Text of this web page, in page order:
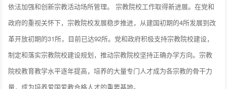
依法加强和创新宗教活动场所管理。 宗教院校工作取得新进展。在党和
政府的重视关怀下，宗教院校发展稳步推进，从建国初期的4所发展到改
革开放初期的31所，目前已达92所。党和政府积极支持宗教院校建设，
制定和落实宗教院校建设规划，推动宗教院校坚持正确办学方向。宗教
院校教育教学水平逐年提高，培养的大量专门人才成为各宗教的骨干力
量，成为培养爱国爱教合格人才的重要基地。